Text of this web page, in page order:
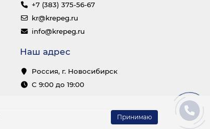
Принимаю
+7 (383) 375-56-67
kr@krepeg.ru
info@krepeg.ru
Наш адрес
Россия, г. Новосибирск
С 9:00 до 19:00